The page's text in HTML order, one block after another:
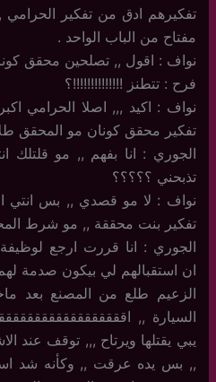
مفتاح من الباب الواحد .
نواف : اقول ,, تصلحين محقق
فرح : تتطنز !!!!!!!!!!!!!!؟
نواف : اكيد ,,, اصلا الحرامي
تفكير محقق كونان مو المحقق
الجوري : انا بفهم ,, مو قلتلك
تذبحني ؟؟؟؟؟
نواف : لا مو قصدي ,, بس انتي
تفكير بنت محققة ,, مو شرط
الجوري : انا قررت ارجع
ان استقبالهم لي بيكون
الزعيم طلع من المصنع بعد
يبي يقتلها ويرتاح ,,, توقف عند
,, بس يده عرقت ,, وكأنه شد